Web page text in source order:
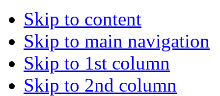
Skip to content
Skip to main navigation
Skip to 1st column
Skip to 2nd column